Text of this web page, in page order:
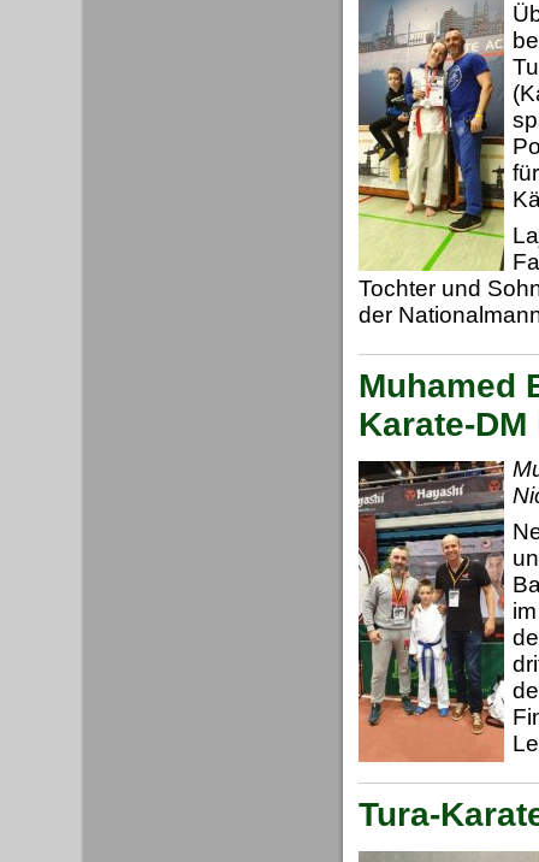
Tochter und
der
Muhamed
Karate-
Tura-